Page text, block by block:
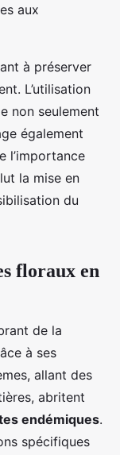
aux
à préserver
L’utilisation
non seulement
également
l’importance
la mise en
du
floraux en
de la
à ses
allant des
abritent
endémiques.
spécifiques